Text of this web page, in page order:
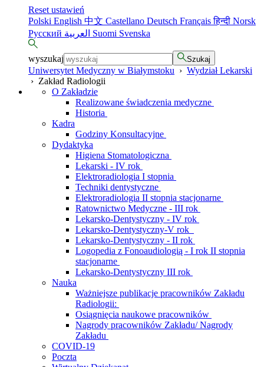
Reset ustawień
Polski English 中文 Castellano Deutsch Françaisहिन्दी Norsk
Русский
Suomi Svenska
wyszukaj Szukaj
Uniwersytet Medyczny w Białymstoku › Wydział Lekarski
› Zakład Radiologii
O Zakładzie
Realizowane świadczenia medyczne
Historia
Kadra
Godziny Konsultacyjne
Dydaktyka
Higiena Stomatologiczna
Lekarski - IV rok
Elektroradiologia I stopnia
Techniki dentystyczne
Elektroradiologia II stopnia stacjonarne
Ratownictwo Medyczne - III rok
Lekarsko-Dentystyczny - IV rok
Lekarsko-Dentystyczny-V rok
Lekarsko-Dentystyczny - II rok
Logopedia z Fonoaudiologią - I rok II stopnia
stacjonarne
Lekarsko-Dentystyczny III rok
Nauka
Ważniejsze publikacje pracowników Zakładu
Radiologii:
Osiągnięcia naukowe pracowników
Nagrody pracowników Zakładu/ Nagrody
Zakładu
COVID-19
Poczta